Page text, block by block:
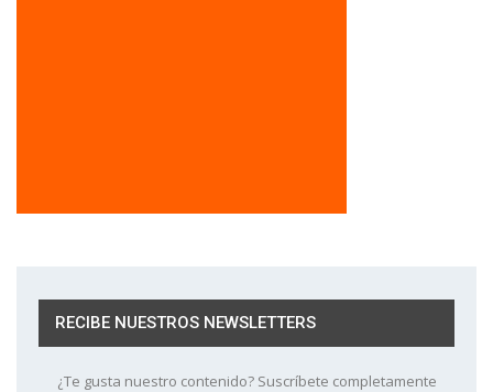
RECIBE NUESTROS NEWSLETTERS
¿Te gusta nuestro contenido? Suscríbete completamente